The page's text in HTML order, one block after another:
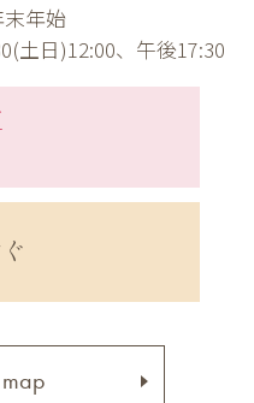
年始
土日)12:00、午後17:30